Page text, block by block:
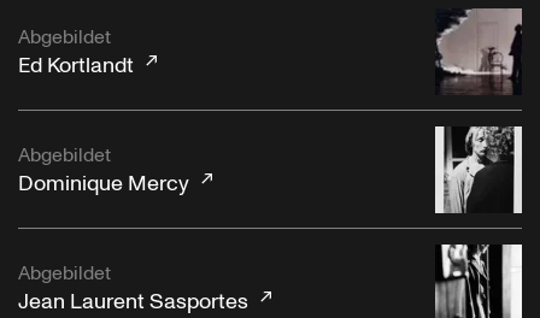
Abgebildet
Ed Kortlandt
Abgebildet
Dominique Mercy
Abgebildet
Jean Laurent Sasportes